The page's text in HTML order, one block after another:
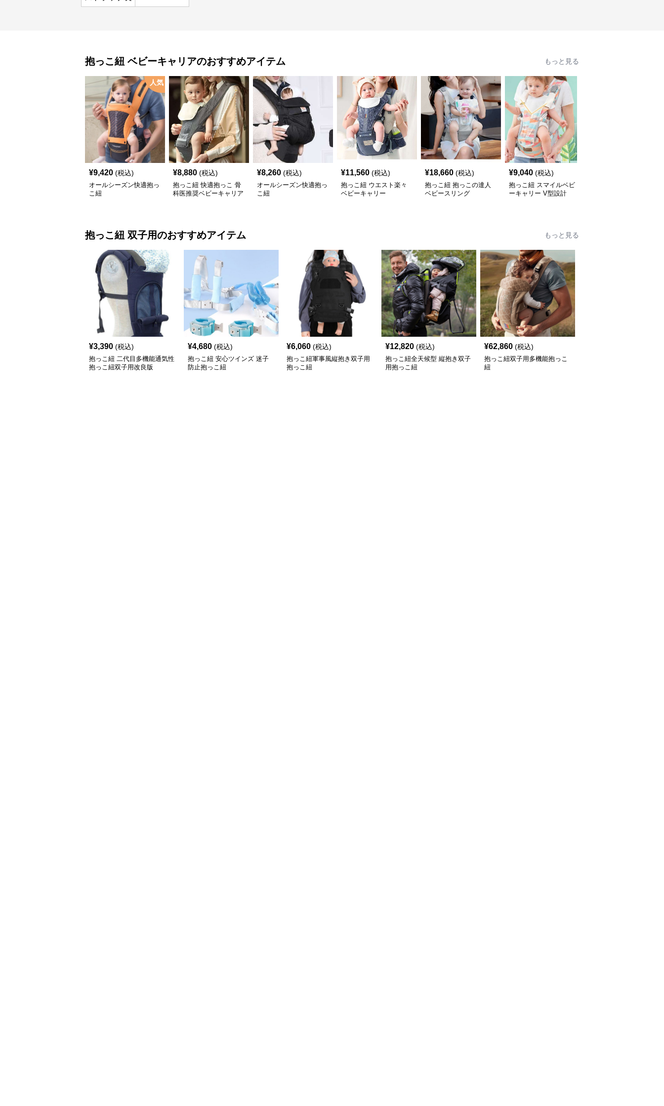
抱っこ紐 ベビーキャリアのおすすめアイテム もっと見る
人気
¥9,420 (税込)
オールシーズン快適抱っ
こ紐
¥8,880 (税込)
抱っこ紐 快適抱っこ 骨
科医推奨ベビーキャリア
¥8,260 (税込)
オールシーズン快適抱っ
こ紐
¥11,560 (税込)
抱っこ紐 ウエスト楽々
ベビーキャリー
¥18,660 (税込)
抱っこ紐 抱っこの達人
ベビースリング
¥9,040 (税込)
抱っこ紐 スマイルベビ
ーキャリー V型設計
抱っこ紐 双子用のおすすめアイテム もっと見る
¥3,390 (税込)
抱っこ紐 二代目多機能通気性
抱っこ紐双子用改良版
¥4,680 (税込)
抱っこ紐 安心ツインズ 迷子
防止抱っこ紐
¥6,060 (税込)
抱っこ紐軍事風縦抱き双子用
抱っこ紐
¥12,820 (税込)
抱っこ紐全天候型 縦抱き双子
用抱っこ紐
¥62,860 (税込)
抱っこ紐双子用多機能抱っこ
紐